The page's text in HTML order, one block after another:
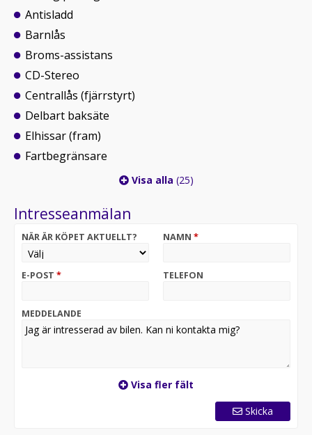
Antisladd
Barnlås
Broms-assistans
CD-Stereo
Centrallås (fjärrstyrt)
Delbart baksäte
Elhissar (fram)
Fartbegränsare
Visa alla (25)
Intresseanmälan
NÄR ÄR KÖPET AKTUELLT? NAMN *
E-POST * TELEFON
MEDDELANDE
Visa fler fält
Skicka